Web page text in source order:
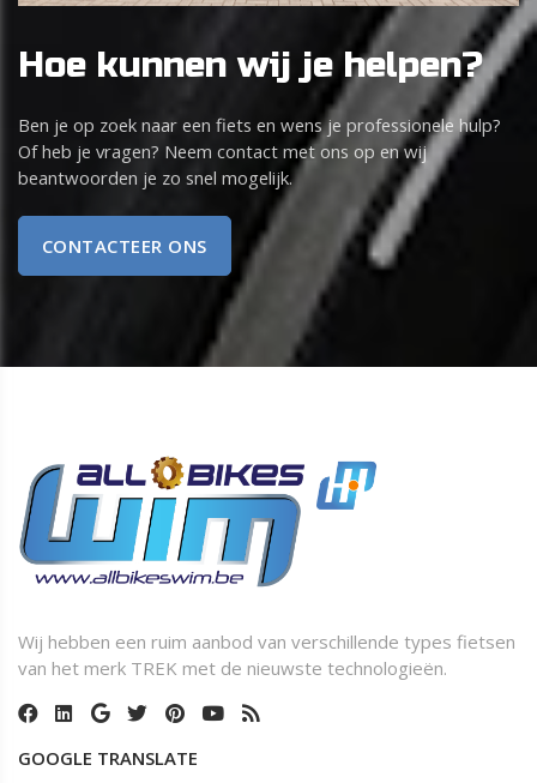
Hoe kunnen wij je helpen?
Ben je op zoek naar een fiets en wens je professionele hulp?
Of heb je vragen? Neem contact met ons op en wij
beantwoorden je zo snel mogelijk.
CONTACTEER ONS
Wij hebben een ruim aanbod van verschillende types fietsen
van het merk TREK met de nieuwste technologieën.
GOOGLE TRANSLATE